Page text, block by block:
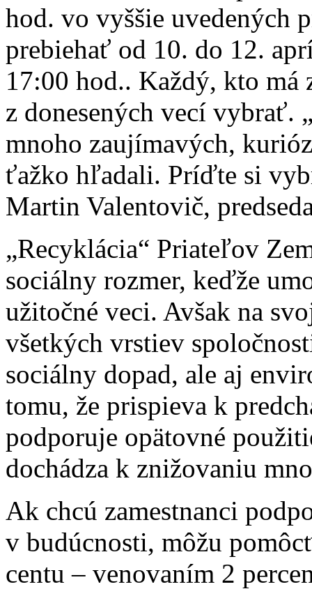
hod. vo vyššie uvedených
prebiehať od 10. do 12.
17:00 hod.. Každý, kto má
z donesených vecí vybrať.
mnoho zaujímavých,
ťažko hľadali. Príďte si
Martin Valentovič,
„Recyklácia“ Priateľov
sociálny rozmer, keďže
užitočné veci. Avšak na
všetkých vrstiev
sociálny dopad, ale aj
tomu, že prispieva k
podporuje opätovné
dochádza k znižovaniu
Ak chcú zamestnanci
v budúcnosti, môžu
centu – venovaním 2